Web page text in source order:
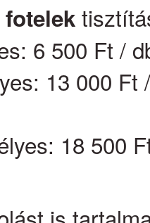
6 500 Ft /
13 000
18 500